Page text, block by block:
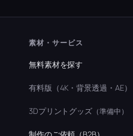
素材・サービス
無料素材を探す
有料版（4K・背景透過・AE）
3Dプリントグッズ （準備中）